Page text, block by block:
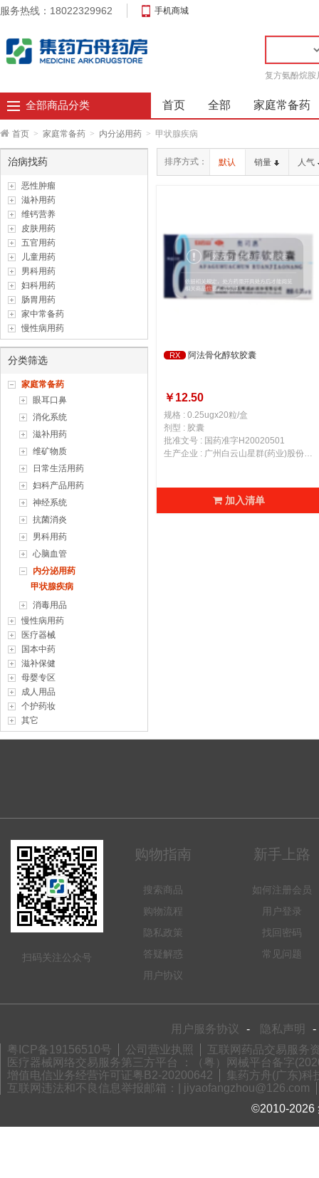
服务热线：18022329962 手机商城
复方氨酚烷胺
全部商品分类 首页 全部 家庭常备药
首页 > 家庭常备药 > 内分泌用药 > 甲状腺疾病
治病找药
恶性肿瘤
滋补用药
维钙营养
皮肤用药
五官用药
儿童用药
男科用药
妇科用药
肠胃用药
家中常备药
慢性病用药
分类筛选
家庭常备药
眼耳口鼻
消化系统
滋补用药
维矿物质
日常生活用药
妇科产品用药
神经系统
抗菌消炎
男科用药
心脑血管
内分泌用药
甲状腺疾病
消毒用品
慢性病用药
医疗器械
国本中药
滋补保健
母婴专区
成人用品
个护药妆
其它
排序方式： 默认 销量 人气
RX 阿法骨化醇软胶囊
￥12.50
规格 : 0.25ugx20粒/盒
剂型 : 胶囊
批准文号 : 国药准字H20020501
生产企业 : 广州白云山星群(药业)股份有限公司
加入清单
扫码关注公众号
购物指南
搜索商品
购物流程
隐私政策
答疑解惑
用户协议
新手上路
如何注册会员
用户登录
找回密码
常见问题
用户服务协议 - 隐私声明
-
粤ICP备19156510号
公司营业执照
互联网药品交易服务
医疗器械网络交易服务第三方平台 ：（粤）网械平台备字
增值电信业务经营许可证粤B2-20200642
集药方舟(广东)科
互联网违法和不良信息举报邮箱：| jiyaofangzhou@126.com
©2010-2026